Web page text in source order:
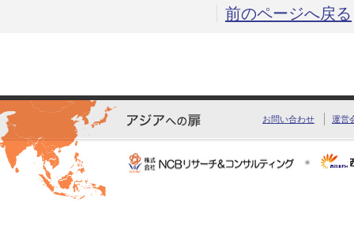
前のページへ戻る
お問い合わせ 運営